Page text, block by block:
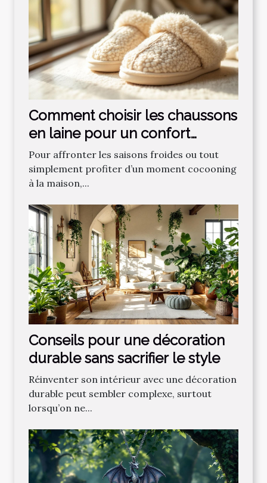
Comment choisir les chaussons
en laine pour un confort
optimal ?
Pour affronter les saisons froides ou tout
simplement profiter d’un moment cocooning
à la maison,...
Conseils pour une décoration
durable sans sacrifier le style
Réinventer son intérieur avec une décoration
durable peut sembler complexe, surtout
lorsqu’on ne...